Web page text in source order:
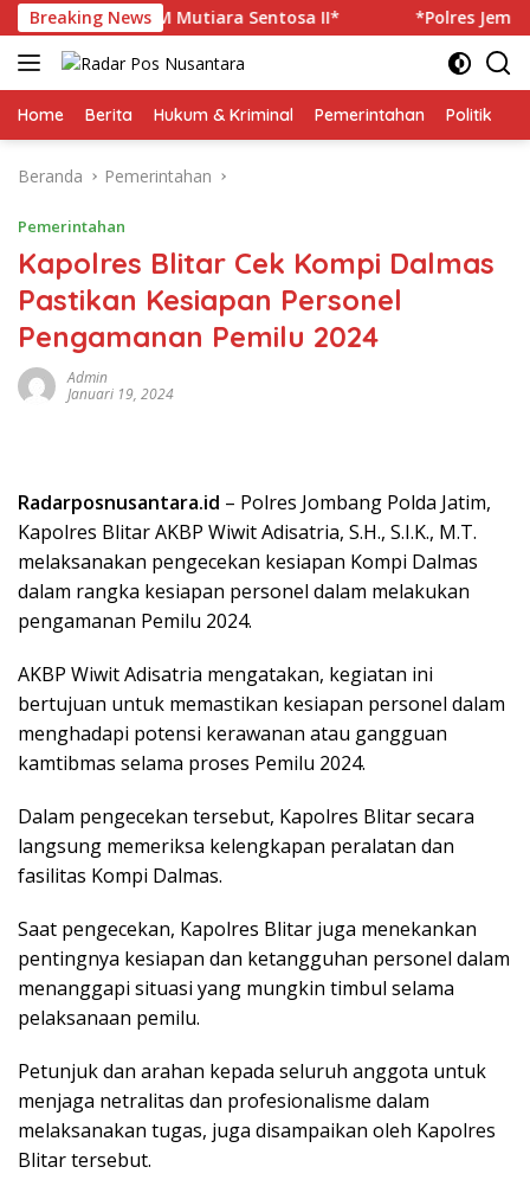
Langsung
ke
konten
Breaking News
Korban KM Mutiara Sentosa II* *Polres Jember
Home Berita Hukum & Kriminal Pemerintahan Politik
Beranda Pemerintahan
Pemerintahan
Kapolres Blitar Cek Kompi Dalmas
Pastikan Kesiapan Personel
Pengamanan Pemilu 2024
Admin
Januari 19, 2024
Radarposnusantara.id – Polres Jombang Polda Jatim,
Kapolres Blitar AKBP Wiwit Adisatria, S.H., S.I.K., M.T.
melaksanakan pengecekan kesiapan Kompi Dalmas
dalam rangka kesiapan personel dalam melakukan
pengamanan Pemilu 2024.
AKBP Wiwit Adisatria mengatakan, kegiatan ini
bertujuan untuk memastikan kesiapan personel dalam
menghadapi potensi kerawanan atau gangguan
kamtibmas selama proses Pemilu 2024.
Dalam pengecekan tersebut, Kapolres Blitar secara
langsung memeriksa kelengkapan peralatan dan
fasilitas Kompi Dalmas.
Saat pengecekan, Kapolres Blitar juga menekankan
pentingnya kesiapan dan ketangguhan personel dalam
menanggapi situasi yang mungkin timbul selama
pelaksanaan pemilu.
Petunjuk dan arahan kepada seluruh anggota untuk
menjaga netralitas dan profesionalisme dalam
melaksanakan tugas, juga disampaikan oleh Kapolres
Blitar tersebut.